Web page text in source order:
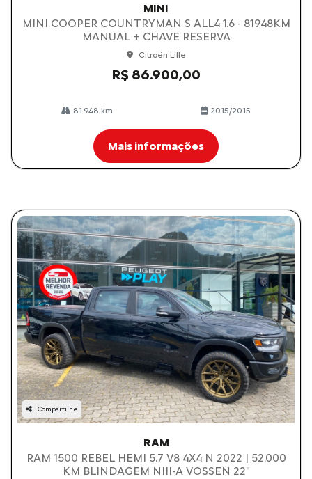
MINI
MINI COOPER COUNTRYMAN S ALL4 1.6 - 81948KM
MANUAL + CHAVE RESERVA
Citroën Lille
R$ 86.900,00
81.948 km 2015/2015
Mais informações
Compartilhe
RAM
RAM 1500 REBEL HEMI 5.7 V8 4X4 N 2022 | 52.000
KM BLINDAGEM NIII-A VOSSEN 22"